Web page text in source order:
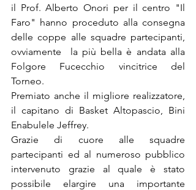
il Prof. Alberto Onori per il centro "Il
Faro" hanno proceduto alla consegna
delle coppe alle squadre partecipanti,
ovviamente  la più bella è andata alla
Folgore Fucecchio vincitrice del
Torneo.
Premiato anche il migliore realizzatore,
il capitano di Basket Altopascio, Bini
Enabulele Jeffrey.
Grazie di cuore alle squadre
partecipanti ed al numeroso pubblico
intervenuto grazie al quale è stato
possibile elargire una importante